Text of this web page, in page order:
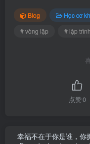
Blog Học cơ
# vòng lặp
# lập
点赞0
幸福不在于你是谁，你